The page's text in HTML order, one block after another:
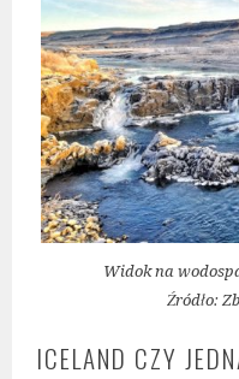
Widok na
Źródło:
ICELAND CZY